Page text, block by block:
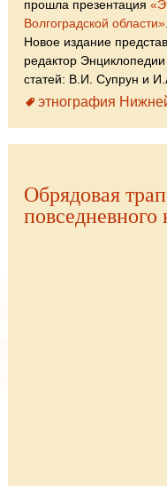
прошла презентация
Волгоградской области»
Новое издание
редактор
статей: В.И. Супрун и
этнография
Обрядовая
повседневного